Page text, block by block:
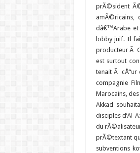
prÃ©sident
dâ€™Arabe et
lobby juif. Il
producteur Ã
est surtout
tenait Ã
compagnie
Marocains,
Akkad
disciples d’Al-
du
prÃ©textant
subventions